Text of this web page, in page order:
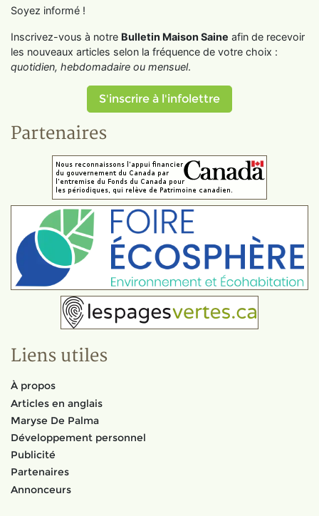
Soyez informé !
Inscrivez-vous à notre Bulletin Maison Saine afin de recevoir
les nouveaux articles selon la fréquence de votre choix :
quotidien, hebdomadaire ou mensuel.
S'inscrire à l'infolettre
Partenaires
Liens utiles
À propos
Articles en anglais
Maryse De Palma
Développement personnel
Publicité
Partenaires
Annonceurs